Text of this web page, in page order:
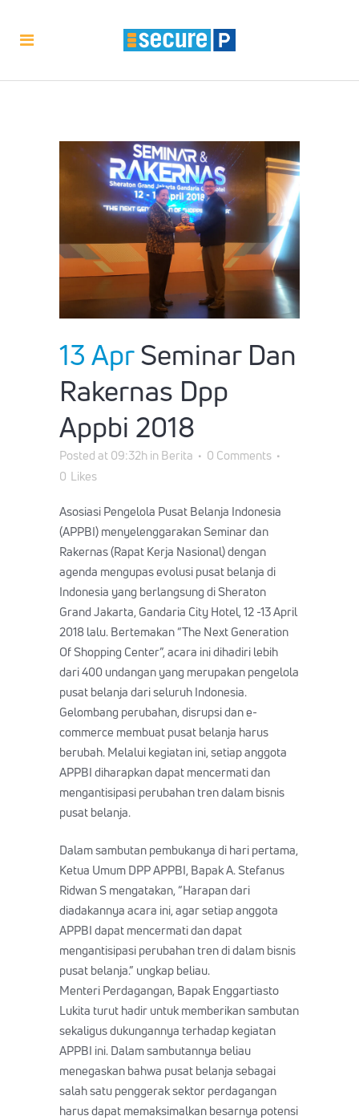
13 AprSeminar Dan
Rakernas Dpp
Appbi 2018
Posted at 09:32hinBerita
0 Comments
0 Likes
Asosiasi Pengelola Pusat Belanja Indonesia
(APPBI) menyelenggarakan Seminar dan
Rakernas (Rapat Kerja Nasional) dengan
agenda mengupas evolusi pusat belanja di
Indonesia yang berlangsung di Sheraton
Grand Jakarta, Gandaria City Hotel, 12 -13 April
2018 lalu. Bertemakan “The Next Generation
Of Shopping Center”, acara ini dihadiri lebih
dari 400 undangan yang merupakan pengelola
pusat belanja dari seluruh Indonesia.
Gelombang perubahan, disrupsi dan e-
commerce membuat pusat belanja harus
berubah. Melalui kegiatan ini, setiap anggota
APPBI diharapkan dapat mencermati dan
mengantisipasi perubahan tren dalam bisnis
pusat belanja.
Dalam sambutan pembukanya di hari pertama,
Ketua Umum DPP APPBI, Bapak A. Stefanus
Ridwan S mengatakan, “Harapan dari
diadakannya acara ini, agar setiap anggota
APPBI dapat mencermati dan dapat
mengantisipasi perubahan tren di dalam bisnis
pusat belanja.” ungkap beliau.
Menteri Perdagangan, Bapak Enggartiasto
Lukita turut hadir untuk memberikan sambutan
sekaligus dukungannya terhadap kegiatan
APPBI ini. Dalam sambutannya beliau
menegaskan bahwa pusat belanja sebagai
salah satu penggerak sektor perdagangan
harus dapat memaksimalkan besarnya potensi